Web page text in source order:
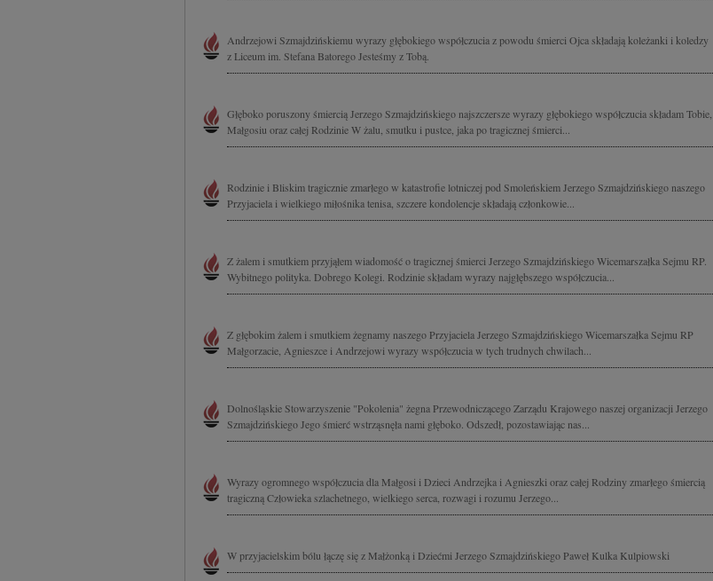
Andrzejowi Szmajdzińskiemu wyrazy głębokiego współczucia z powodu śmierci Ojca składają koleżanki i koledzy
z Liceum im. Stefana Batorego Jesteśmy z Tobą.
Głęboko poruszony śmiercią Jerzego Szmajdzińskiego najszczersze wyrazy głębokiego współczucia składam Tobie,
Małgosiu oraz całej Rodzinie W żalu, smutku i pustce, jaka po tragicznej śmierci...
Rodzinie i Bliskim tragicznie zmarłego w katastrofie lotniczej pod Smoleńskiem Jerzego Szmajdzińskiego naszego
Przyjaciela i wielkiego miłośnika tenisa, szczere kondolencje składają członkowie...
Z żalem i smutkiem przyjąłem wiadomość o tragicznej śmierci Jerzego Szmajdzińskiego Wicemarszałka Sejmu RP.
Wybitnego polityka. Dobrego Kolegi. Rodzinie składam wyrazy najgłębszego współczucia...
Z głębokim żalem i smutkiem żegnamy naszego Przyjaciela Jerzego Szmajdzińskiego Wicemarszałka Sejmu RP
Małgorzacie, Agnieszce i Andrzejowi wyrazy współczucia w tych trudnych chwilach...
Dolnośląskie Stowarzyszenie "Pokolenia" żegna Przewodniczącego Zarządu Krajowego naszej organizacji Jerzego
Szmajdzińskiego Jego śmierć wstrząsnęła nami głęboko. Odszedł, pozostawiając nas...
Wyrazy ogromnego współczucia dla Małgosi i Dzieci Andrzejka i Agnieszki oraz całej Rodziny zmarłego śmiercią
tragiczną Człowieka szlachetnego, wielkiego serca, rozwagi i rozumu Jerzego...
W przyjacielskim bólu łączę się z Małżonką i Dziećmi Jerzego Szmajdzińskiego Paweł Kulka Kulpiowski